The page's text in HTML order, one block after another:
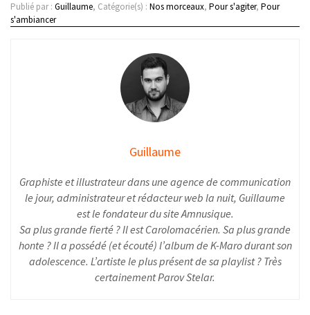
Publié par : Guillaume, Catégorie(s) : Nos morceaux, Pour s'agiter, Pour
s'ambiancer
Guillaume
Graphiste et illustrateur dans une agence de communication
le jour, administrateur et rédacteur web la nuit, Guillaume
est le fondateur du site Amnusique.
Sa plus grande fierté ? Il est Carolomacérien. Sa plus grande
honte ? Il a possédé (et écouté) l’album de K-Maro durant son
adolescence. L’artiste le plus présent de sa playlist ? Très
certainement Parov Stelar.